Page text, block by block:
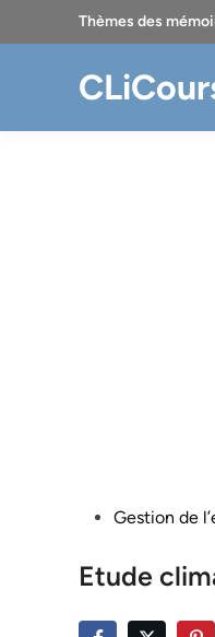
Thèmes des
PostedGestion de
Etude